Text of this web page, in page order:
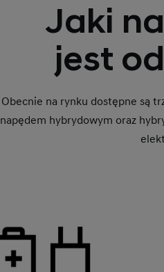
Jaki
jest
Obecnie na rynku dostępne są
napędem hybrydowym oraz